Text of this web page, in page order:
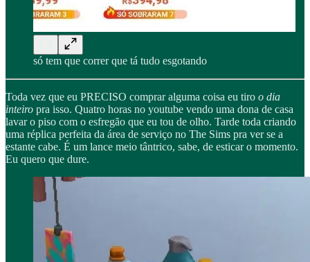
só tem que correr que tá tudo esgotando
Toda vez que eu PRECISO comprar alguma coisa eu tiro o dia
inteiro pra isso. Quatro horas no youtube vendo uma dona de casa
lavar o piso com o esfregão que eu tou de olho. Tarde toda criando
uma réplica perfeita da área de serviço no The Sims pra ver se a
estante cabe. É um lance meio tântrico, sabe, de esticar o momento.
Eu quero que dure.